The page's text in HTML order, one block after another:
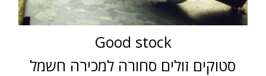
Good stock
סטוקים זולים סחורה למכירה חשמל